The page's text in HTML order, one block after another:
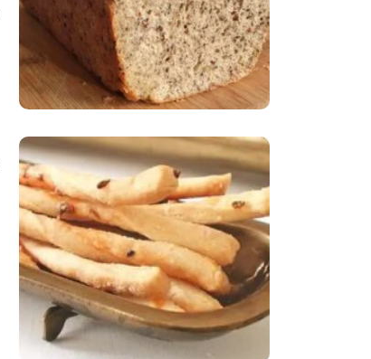
Comer Bem:
Palitinhos De Cebola
E Salsa